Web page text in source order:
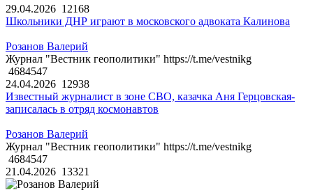
29.04.2026 12168
Школьники ДНР играют в московского адвоката Калинова
Розанов Валерий
Журнал "Вестник геополитики" https://t.me/vestnikg
4684547
24.04.2026 12938
Известный журналист в зоне СВО, казачка Аня Герцовская-
записалась в отряд космонавтов
Розанов Валерий
Журнал "Вестник геополитики" https://t.me/vestnikg
4684547
21.04.2026 13321